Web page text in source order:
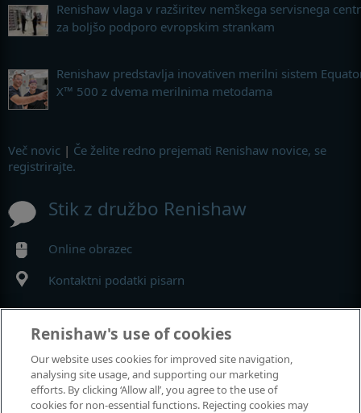
Renishaw vlaga v razširitev nemškega servisnega
za boljšo podporo evropskim strankam
Renishaw predstavlja inovativen merilni sistem
X™ 500 z dvema merilnima metodama
Več novic | Če želite redno prejemati Renishaw novice, se
registrirajte.
Stik z družbo Renishaw
Online obrazec
Kontaktni podatki pisarn
MyRenishaw
Spletna trgovina
Renishaw's use of cookies
Our website uses cookies for improved site navigation,
analysing site usage, and supporting our marketing
efforts. By clicking ‘Allow all’, you agree to the use of
cookies for non-essential functions. Rejecting cookies may